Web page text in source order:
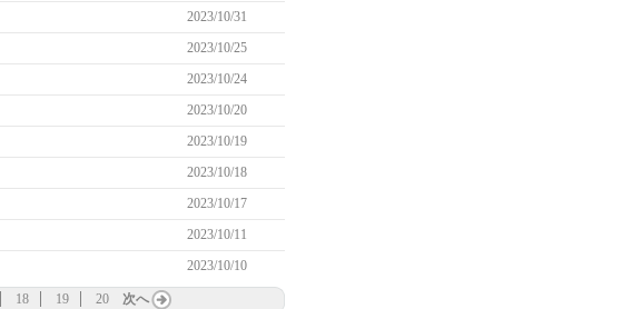
2023/10/31
2023/10/25
2023/10/24
2023/10/20
2023/10/19
2023/10/18
2023/10/17
2023/10/11
2023/10/10
18 19 20 次へ